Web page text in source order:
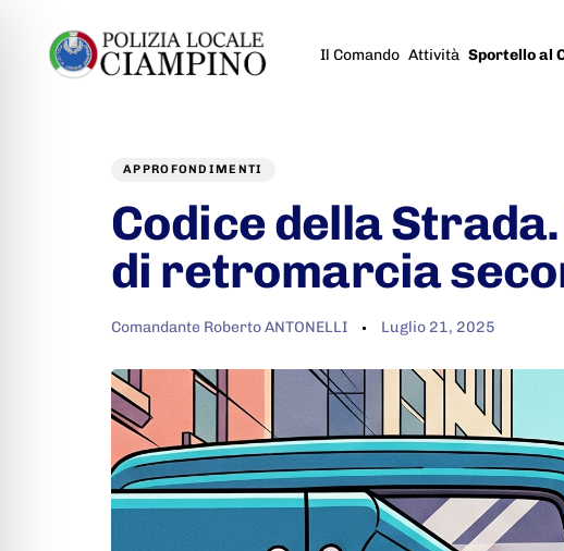
Il Comando Attività Sportello al
APPROFONDIMENTI
Codice della
di retromarcia
Comandante Roberto ANTONELLI Luglio 21, 2025